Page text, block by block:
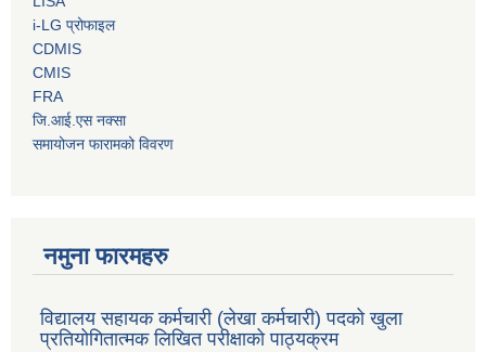
i-LG प्रोफाइल
CDMIS
CMIS
FRA
जि.आई.एस नक्सा
समायोजन फारामको विवरण
नमुना फारमहरु
विद्यालय सहायक कर्मचारी (लेखा कर्मचारी) पदको खुला
प्रतियोगितात्मक लिखित परीक्षाको पाठ्यक्रम